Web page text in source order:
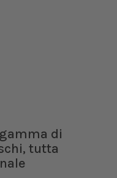
di
tutta